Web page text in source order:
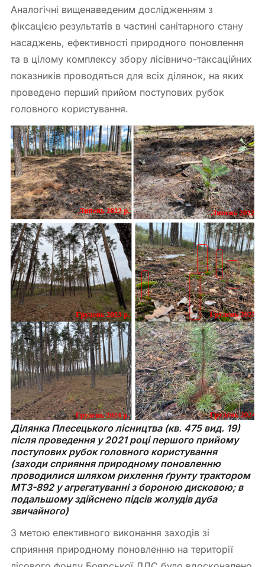
Аналогічні вищенаведеним дослідженням з
фіксацією результатів в частині санітарного стану
насаджень, ефективності природного поновлення
та в цілому комплексу збору лісівничо-таксаційних
показників проводяться для всіх ділянок, на яких
проведено перший прийом поступових рубок
головного користування.
Ділянка Плесецького лісництва (кв. 475 вид. 19)
після проведення у 2021 році першого прийому
поступових рубок головного користування
(заходи сприяння природному поновленню
проводилися шляхом рихлення ґрунту трактором
МТЗ-892 у агрегатуванні з бороною дисковою; в
подальшому здійснено підсів жолудів дуба
звичайного)
З метою елективного виконання заходів зі
сприяння природному поновленню на території